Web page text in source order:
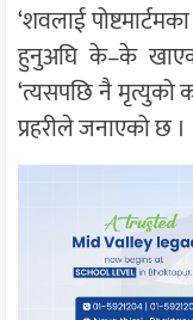
‘शवलाई
हुनुअघि के–के
‘त्यसपछि नै मृत्युको
प्रहरीले जनाएको छ ।